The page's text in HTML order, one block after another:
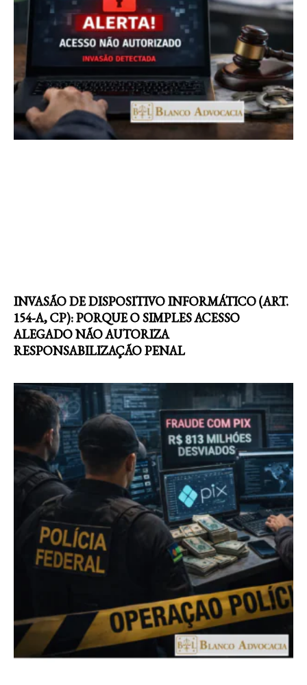
INVASÃO DE DISPOSITIVO INFORMÁTICO (ART.
154-A, CP): PORQUE O SIMPLES ACESSO
ALEGADO NÃO AUTORIZA
RESPONSABILIZAÇÃO PENAL